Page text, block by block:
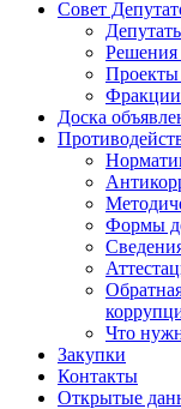
Совет
Решения
Проекты
Фракции
Доска
Формы
Что
Закупки
Контакты
Открытые